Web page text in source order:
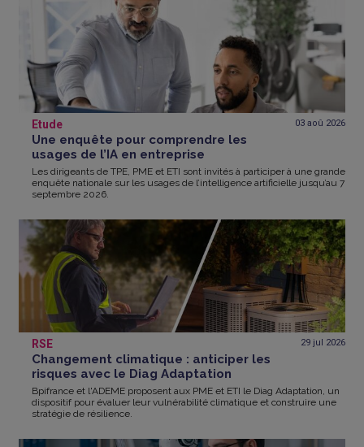
Etude 03 aoû 2026
Une enquête pour comprendre les
usages de l’IA en entreprise
Les dirigeants de TPE, PME et ETI sont invités à participer à une grande
enquête nationale sur les usages de l’intelligence artificielle jusqu’au 7
septembre 2026.
RSE 29 jul 2026
Changement climatique : anticiper les
risques avec le Diag Adaptation
Bpifrance et l'ADEME proposent aux PME et ETI le Diag Adaptation, un
dispositif pour évaluer leur vulnérabilité climatique et construire une
stratégie de résilience.